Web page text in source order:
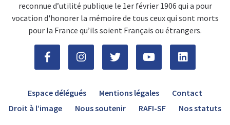
reconnue d’utilité publique le 1er février 1906 qui a pour
vocation d'honorer la mémoire de tous ceux qui sont morts
pour la France qu’ils soient Français ou étrangers.
Espace délégués Mentions légales
Contact
Droit à l’image
Nous soutenir RAFI-SF Nos statuts